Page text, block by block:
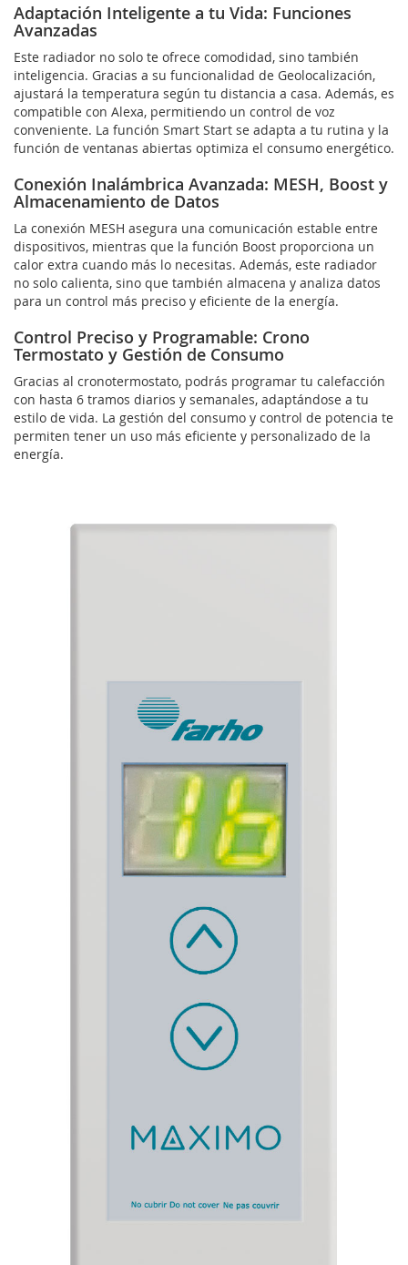
Adaptación Inteligente a tu Vida: Funciones
Avanzadas
Este radiador no solo te ofrece comodidad, sino también
inteligencia. Gracias a su funcionalidad de Geolocalización,
ajustará la temperatura según tu distancia a casa. Además, es
compatible con Alexa, permitiendo un control de voz
conveniente. La función Smart Start se adapta a tu rutina y la
función de ventanas abiertas optimiza el consumo energético.
Conexión Inalámbrica Avanzada: MESH, Boost y
Almacenamiento de Datos
La conexión MESH asegura una comunicación estable entre
dispositivos, mientras que la función Boost proporciona un
calor extra cuando más lo necesitas. Además, este radiador
no solo calienta, sino que también almacena y analiza datos
para un control más preciso y eficiente de la energía.
Control Preciso y Programable: Crono
Termostato y Gestión de Consumo
Gracias al cronotermostato, podrás programar tu calefacción
con hasta 6 tramos diarios y semanales, adaptándose a tu
estilo de vida. La gestión del consumo y control de potencia te
permiten tener un uso más eficiente y personalizado de la
energía.